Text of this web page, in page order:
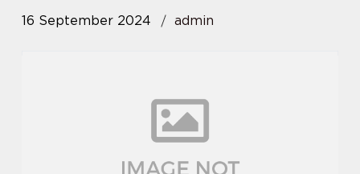
16 September 2024 admin